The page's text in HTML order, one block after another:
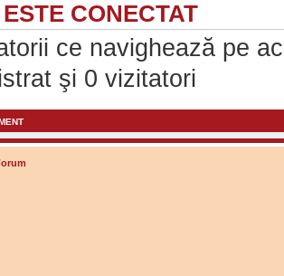
CONECTAT
ce navighează pe
şi 0 vizitatori